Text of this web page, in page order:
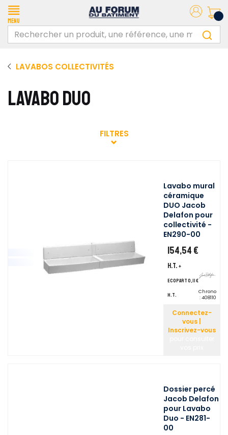
Menu
LAVABOS COLLECTIVITÉS
LAVABO DUO
FILTRES
Lavabo mural
céramique
DUO Jacob
Delafon pour
collectivité -
EN290-00
154,54 €
H.T. +
ecopart 0,11 €
H.T.
Chrono
: 408110
Connectez-
vous |
Inscrivez-vous
Dossier percé
Jacob Delafon
pour Lavabo
Duo - EN281-
00